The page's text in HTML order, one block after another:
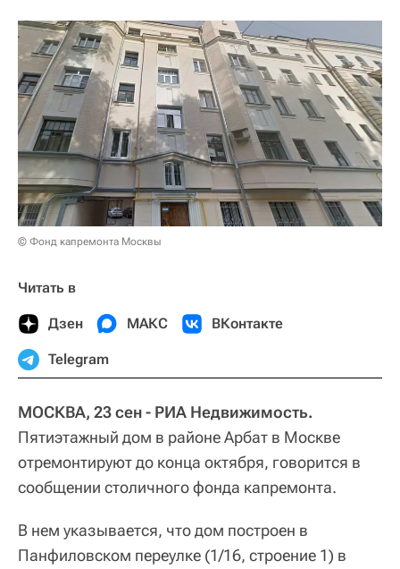
© Фонд капремонта Москвы
Читать в
Дзен МАКС ВКонтакте
Telegram
МОСКВА, 23 сен - РИА Недвижимость.
Пятиэтажный дом в районе Арбат в Москве
отремонтируют до конца октября, говорится в
сообщении столичного фонда капремонта.
В нем указывается, что дом построен в
Панфиловском переулке (1/16, строение 1) в